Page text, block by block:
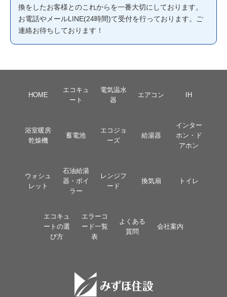
換をしたお客様とのこれからを一番大切にしております。
お電話やメールLINE(24時間)て受付を行っております。ご
連絡お待ちしております！
HOME
エコキュ
ート
電気温水
器
エアコン IH
浴室暖房
乾燥機
蓄電池
エコジョ
ーズ
給湯器
インター
ホン・ド
アホン
ウォシュ
レット
石油給湯
器・ボイ
ラー
レンジフ
ード
換気扇 トイレ
エコキュ
ートの選
び方
エラーコ
ード一覧
表
よくある
質問
会社案内